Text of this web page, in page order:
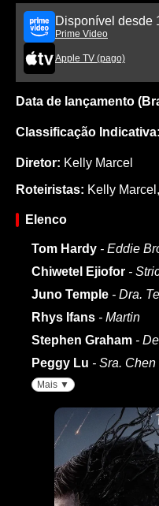
Disponível desde
Prime Video
Apple TV (pago)
Data de lançamento
Classificação Indicativa:
Diretor: Kelly Marcel
Roteiristas: Kelly Marcel ,
Elenco
Tom Hardy - Eddie
Chiwetel Ejiofor -
Juno Temple - Dra.
Rhys Ifans - Martin
Stephen Graham -
Peggy Lu - Sra. Chen
Mais ▼